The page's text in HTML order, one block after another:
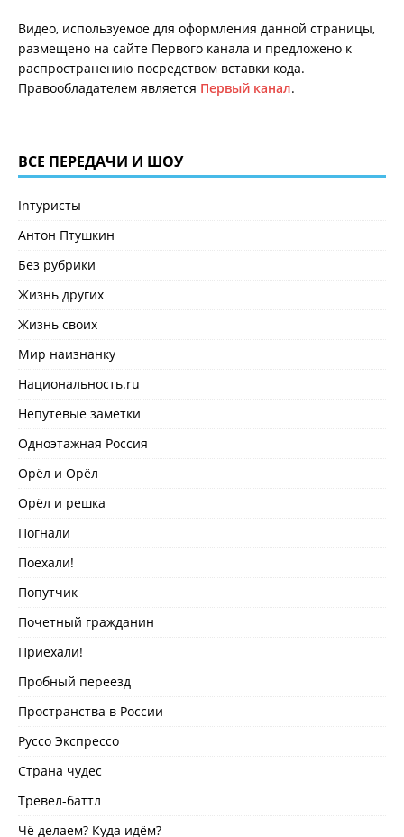
Видео, используемое для оформления данной страницы,
размещено на сайте Первого канала и предложено к
распространению посредством вставки кода.
Правообладателем является Первый канал.
ВСЕ ПЕРЕДАЧИ И ШОУ
Inтуристы
Антон Птушкин
Без рубрики
Жизнь других
Жизнь своих
Мир наизнанку
Национальность.ru
Непутевые заметки
Одноэтажная Россия
Орёл и Орёл
Орёл и решка
Погнали
Поехали!
Попутчик
Почетный гражданин
Приехали!
Пробный переезд
Пространства в России
Руссо Экспрессо
Страна чудес
Тревел-баттл
Чё делаем? Куда идём?